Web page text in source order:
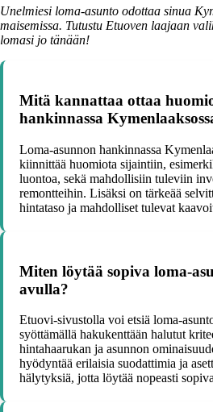
Unelmiesi loma-asunto odottaa sinua
maisemissa. Tutustu Etuoven laajaan
lomasi jo tänään!
Mitä kannattaa ottaa
hankinnassa
Loma-asunnon hankinnassa
kiinnittää huomiota sijaintiin,
luontoa, sekä mahdollisiin tuleviin
remontteihin. Lisäksi on tärkeää
hintataso ja mahdolliset tulevat
Miten löytää sopiva loma-
avulla?
Etuovi-sivustolla voi etsiä loma-
syöttämällä hakukenttään halutut
hintahaarukan ja asunnon
hyödyntää erilaisia suodattimia ja
hälytyksiä, jotta löytää nopeasti